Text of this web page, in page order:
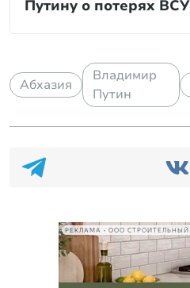
Путину о потерях ВСУ
Абхазия
Владимир
Путин